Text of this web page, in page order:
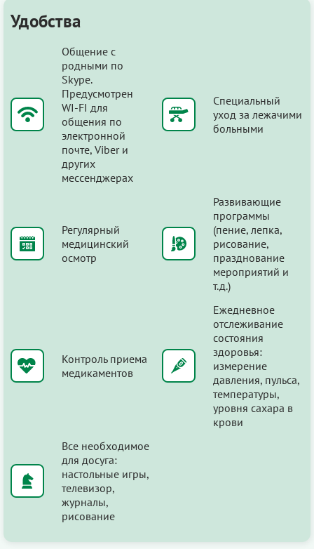
Удобства
Общение с
родными по
Skype.
Предусмотрен
WI-FI для
общения по
электронной
почте, Viber и
других
мессенджерах
Специальный
уход за лежачими
больными
Регулярный
медицинский
осмотр
Развивающие
программы
(пение, лепка,
рисование,
празднование
мероприятий и
т.д.)
Контроль приема
медикаментов
Ежедневное
отслеживание
состояния
здоровья:
измерение
давления, пульса,
температуры,
уровня сахара в
крови
Все необходимое
для досуга:
настольные игры,
телевизор,
журналы,
рисование